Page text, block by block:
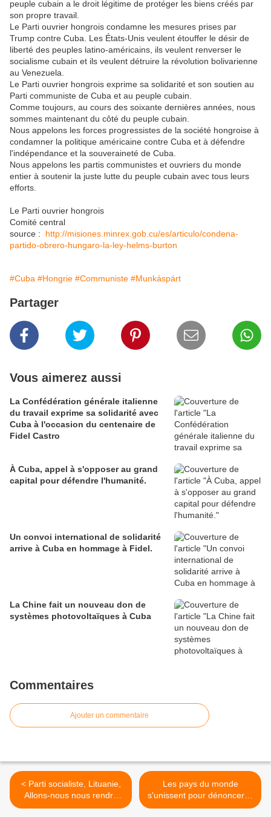
peuple cubain a le droit légitime de protéger les biens créés par
son propre travail.
Le Parti ouvrier hongrois condamne les mesures prises par
Trump contre Cuba. Les États-Unis veulent étouffer le désir de
liberté des peuples latino-américains, ils veulent renverser le
socialisme cubain et ils veulent détruire la révolution bolivarienne
au Venezuela.
Le Parti ouvrier hongrois exprime sa solidarité et son soutien au
Parti communiste de Cuba et au peuple cubain.
Comme toujours, au cours des soixante dernières années, nous
sommes maintenant du côté du peuple cubain.
Nous appelons les forces progressistes de la société hongroise à
condamner la politique américaine contre Cuba et à défendre
l'indépendance et la souveraineté de Cuba.
Nous appelons les partis communistes et ouvriers du monde
entier à soutenir la juste lutte du peuple cubain avec tous leurs
efforts.
Le Parti ouvrier hongrois
Comité central
source : http://misiones.minrex.gob.cu/es/articulo/condena-
partido-obrero-hungaro-la-ley-helms-burton
#Cuba #Hongrie #Communiste #Munkáspárt
Partager
Vous aimerez aussi
La Confédération générale italienne
du travail exprime sa solidarité avec
Cuba à l'occasion du centenaire de
Fidel Castro
À Cuba, appel à s'opposer au grand
capital pour défendre l'humanité.
Un convoi international de solidarité
arrive à Cuba en hommage à Fidel.
La Chine fait un nouveau don de
systèmes photovoltaïques à Cuba
Commentaires
Ajouter un commentaire
< Parti socialiste, Lituanie,
Allons-nous nous rendre
aux fascistes
Les pays du monde
s'unissent pour dénoncer le
blocus économique et